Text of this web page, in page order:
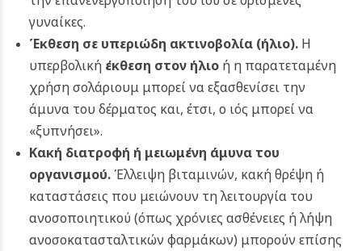
γυναίκες.
Έκθεση σε υπεριώδη ακτινοβολία (ήλιο).Η
υπερβολική έκθεση στον ήλιοή η παρατεταμένη
χρήση σολάριουμ μπορεί να εξασθενίσει την
άμυνα του δέρματος και, έτσι, ο ιός μπορεί να
«ξυπνήσει».
Κακή διατροφή ή μειωμένη άμυνα του
οργανισμού.Έλλειψη βιταμινών, κακή θρέψη ή
καταστάσεις που μειώνουν τη λειτουργία του
ανοσοποιητικού (όπως χρόνιες ασθένειες ή λήψη
ανοσοκατασταλτικών φαρμάκων) μπορούν επίσης